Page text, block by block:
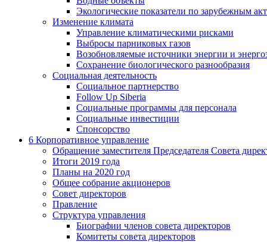
Экологические показатели по зарубежным
Изменение климата
Управление климатическими рисками
Выбросы парниковых газов
Возобновляемые источники энергии и
Сохранение биологического разнообразия
Социальная деятельность
Социальное партнерство
Follow Up Siberia
Социальные программы для персонала
Социальные инвестиции
Спонсорство
6 Корпоративное управление
Обращение заместителя Председателя Совета
Итоги 2019 года
Планы на 2020 год
Общее собрание акционеров
Совет директоров
Правление
Структура управления
Биографии членов совета директоров
Комитеты совета директоров